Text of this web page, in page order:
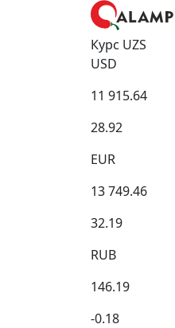
Курс UZS
USD
11 915.64
28.92
EUR
13 749.46
32.19
RUB
146.19
-0.18